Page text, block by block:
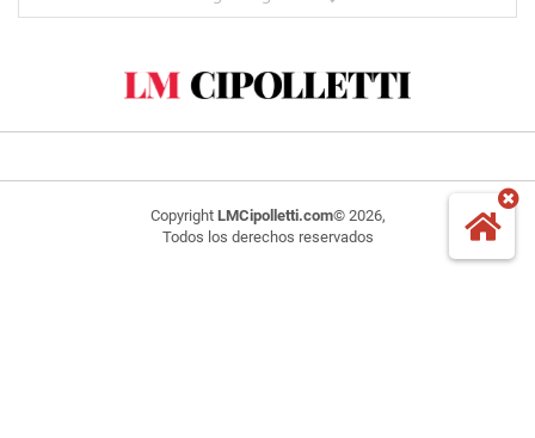
Copyright LMCipolletti.com© 2026,
Todos los derechos reservados